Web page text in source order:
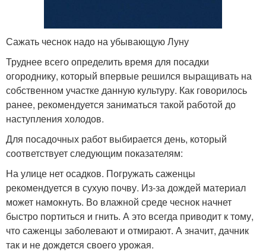
Сажать чеснок надо на убывающую Луну
Труднее всего определить время для посадки
огороднику, который впервые решился выращивать на
собственном участке данную культуру. Как говорилось
ранее, рекомендуется заниматься такой работой до
наступления холодов.
Для посадочных работ выбирается день, который
соответствует следующим показателям:
На улице нет осадков. Погружать саженцы
рекомендуется в сухую почву. Из-за дождей материал
может намокнуть. Во влажной среде чеснок начнет
быстро портиться и гнить. А это всегда приводит к тому,
что саженцы заболевают и отмирают. А значит, дачник
так и не дождется своего урожая.